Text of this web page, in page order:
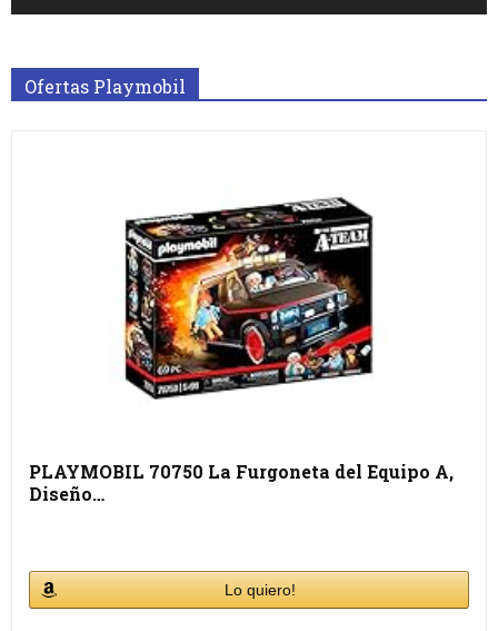
Ofertas Playmobil
PLAYMOBIL 70750 La Furgoneta del Equipo A,
Diseño…
Lo quiero!